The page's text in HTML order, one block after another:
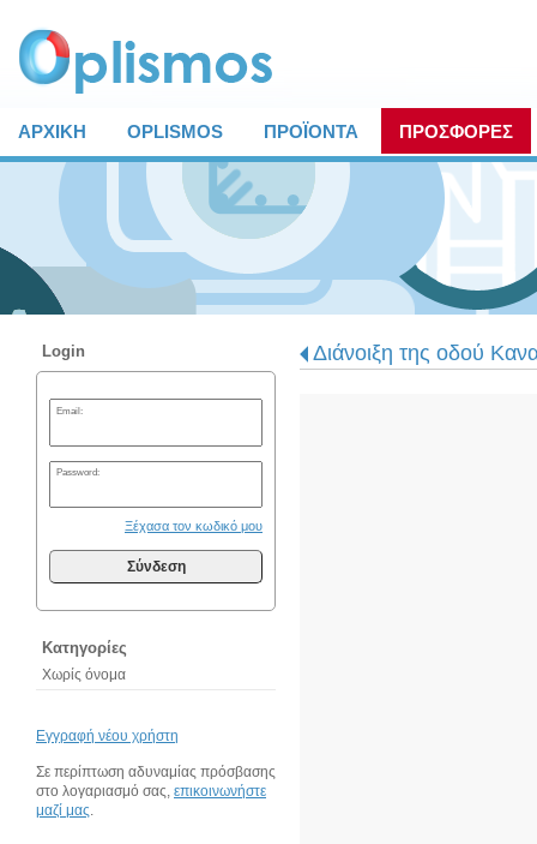
ΑΡΧΙΚΗ OPLISMOS ΠΡΟΪΟΝΤΑ ΠΡΟΣΦΟΡΕΣ
Login
Email:
Password:
Ξέχασα τον κωδικό μου
Σύνδεση
Κατηγορίες
Χωρίς όνομα
Εγγραφή νέου χρήστη
Σε περίπτωση αδυναμίας πρόσβασης
στο λογαριασμό σας, επικοινωνήστε
μαζί μας.
Διάνοιξη της οδού